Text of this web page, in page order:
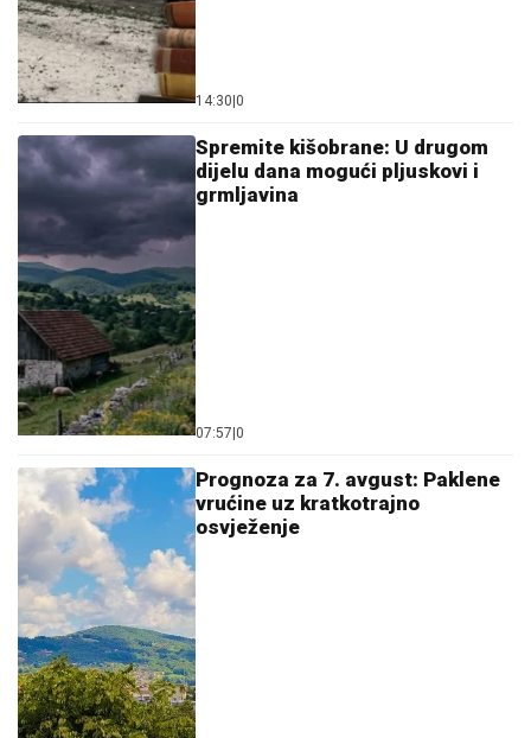
14:30 0
Spremite kišobrane: U drugom
dijelu dana mogući pljuskovi i
grmljavina
07:57 0
Prognoza za 7. avgust: Paklene
vrućine uz kratkotrajno
osvježenje